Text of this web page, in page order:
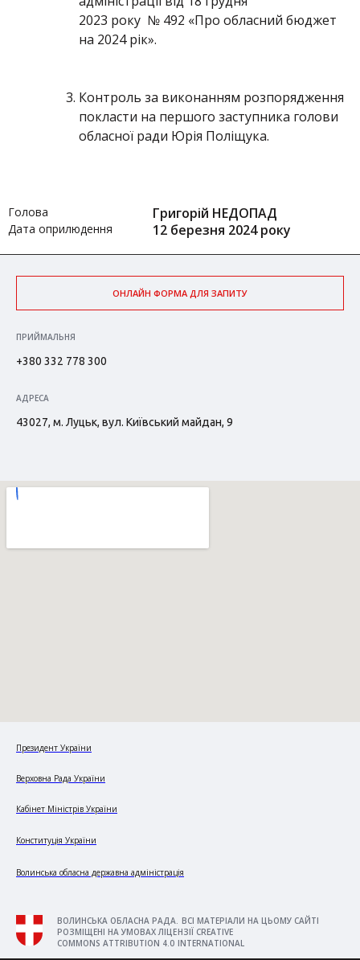
2023 року № 492 «Про обласний бюджет
на 2024 рік».
Контроль за виконанням розпорядження
покласти на першого заступника голови
обласної ради Юрія Поліщука.
Голова Григорій НЕДОПАД
Дата оприлюдення 12 березня 2024 року
ОНЛАЙН ФОРМА ДЛЯ ЗАПИТУ
ПРИЙМАЛЬНЯ
+380 332 778 300
АДРЕСА
43027, м. Луцьк, вул. Київський майдан, 9
Президент України
Верховна Рада України
Кабінет Міністрів України
Конституція України
Волинська обласна державна адміністрація
ВОЛИНСЬКА ОБЛАСНА РАДА. ВСІ МАТЕРІАЛИ НА ЦЬОМУ САЙТІ
РОЗМІЩЕНІ НА УМОВАХ ЛІЦЕНЗІЇ CREATIVE
COMMONS ATTRIBUTION 4.0 INTERNATIONAL